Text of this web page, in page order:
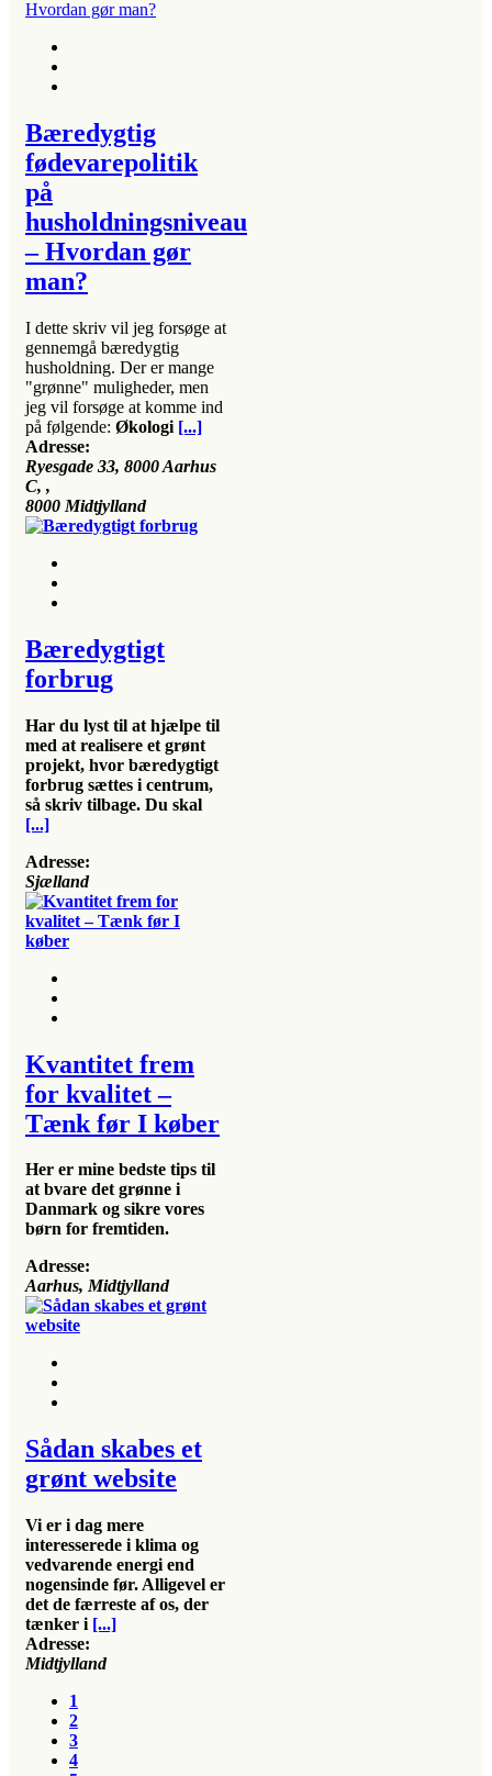
Bæredygtig
fødevarepolitik
på
husholdningsniveau
– Hvordan gør
man?
I dette skriv vil jeg forsøge at
gennemgå bæredygtig
husholdning. Der er mange
"grønne" muligheder, men
jeg vil forsøge at komme ind
på følgende: Økologi [...]
Adresse:
Ryesgade 33, 8000 Aarhus
C, ,
8000 Midtjylland
Bæredygtigt
forbrug
Har du lyst til at hjælpe til
med at realisere et grønt
projekt, hvor bæredygtigt
forbrug sættes i centrum,
så skriv tilbage. Du skal
[...]
Adresse:
Sjælland
Kvantitet frem
for kvalitet –
Tænk før I køber
Her er mine bedste tips til
at bvare det grønne i
Danmark og sikre vores
børn for fremtiden.
Adresse:
Aarhus, Midtjylland
Sådan skabes et
grønt website
Vi er i dag mere
interesserede i klima og
vedvarende energi end
nogensinde før. Alligevel er
det de færreste af os, der
tænker i [...]
Adresse:
Midtjylland
1
2
3
4